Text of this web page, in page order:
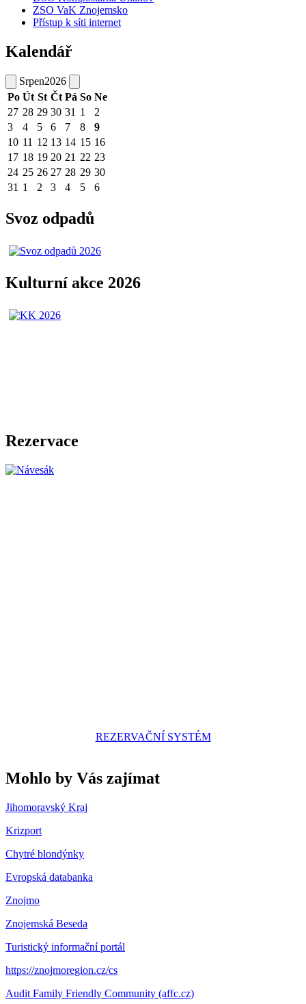
ZSO VaK Znojemsko
Přístup k síti internet
Kalendář
Srpen2026
Po Út St Čt Pá So Ne
27 28 29 30 31 1
2
3
4 5 6 7 8
9
10 11 12 13 14 15 16
17 18 19 20 21 22 23
24 25 26 27 28 29 30
31 1 2 3 4 5 6
Svoz odpadů
Kulturní akce 2026
Rezervace
REZERVAČNÍ SYSTÉM
Mohlo by Vás zajímat
Jihomoravský Kraj
Krizport
Chytré blondýnky
Evropská databanka
Znojmo
Znojemská Beseda
Turistický informační portál
https://znojmoregion.cz/cs
Audit Family Friendly Community (affc.cz)